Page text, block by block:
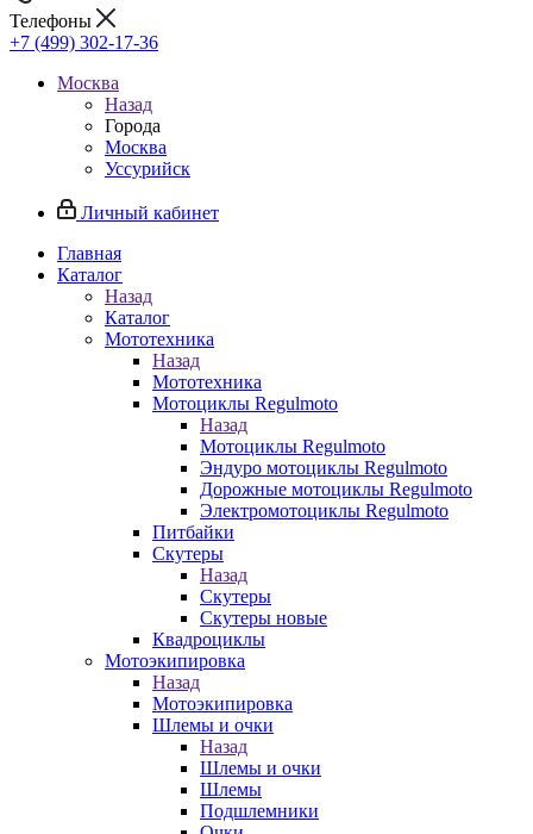
Телефоны
+7 (499) 302-17-36
Москва
Назад
Города
Москва
Уссурийск
Личный кабинет
Главная
Каталог
Назад
Каталог
Мототехника
Назад
Мототехника
Мотоциклы Regulmoto
Назад
Мотоциклы Regulmoto
Эндуро мотоциклы Regulmoto
Дорожные мотоциклы Regulmoto
Электромотоциклы Regulmoto
Питбайки
Скутеры
Назад
Скутеры
Скутеры новые
Квадроциклы
Мотоэкипировка
Назад
Мотоэкипировка
Шлемы и очки
Назад
Шлемы и очки
Шлемы
Подшлемники